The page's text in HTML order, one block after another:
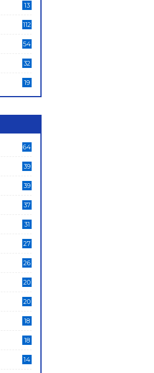
13
112
54
32
19
64
39
39
37
31
27
26
20
20
18
18
14